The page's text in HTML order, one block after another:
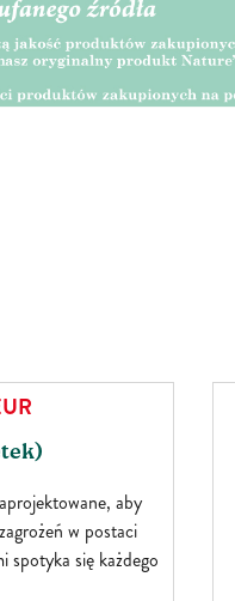
aby
w postaci
spotyka się każdego